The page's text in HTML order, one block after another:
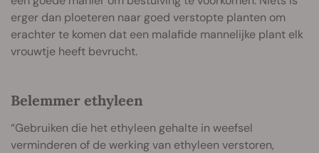
erger dan ploeteren naar goed verstopte planten om
erachter te komen dat een malafide mannelijke plant elk
vrouwtje heeft bevrucht.
Belemmer ethyleen
“Gebruiken die het ethyleen gehalte in weefsel
verminderen of de werking van ethyleen verstoren,